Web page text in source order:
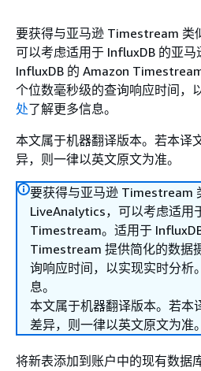
要获得与亚马逊 Timestream 类
可以考虑适用于 InfluxDB 的亚
InfluxDB 的 Amazon
个位数毫秒级的查询响应时间，
处了解更多信息。
本文属于机器翻译版本。若本译
异，则一律以英文原文为准。
要获得与亚马逊 Timestream
LiveAnalytics，可以考虑适用
Timestream。适用于
Timestream 提供简化的数据
询响应时间，以实现实时分析
息。
本文属于机器翻译版本。若本
差异，则一律以英文原文为准。
将新表添加到账户中的现有数据